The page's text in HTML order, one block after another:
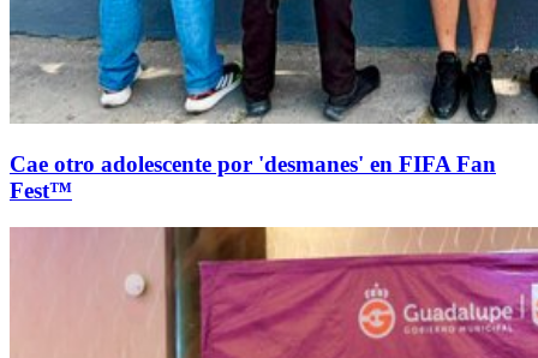
Cae otro adolescente por 'desmanes' en FIFA Fan
Fest™